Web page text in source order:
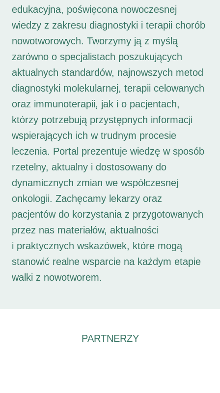
edukacyjna, poświęcona nowoczesnej
wiedzy z zakresu diagnostyki i terapii chorób
nowotworowych. Tworzymy ją z myślą
zarówno o specjalistach poszukujących
aktualnych standardów, najnowszych metod
diagnostyki molekularnej, terapii celowanych
oraz immunoterapii, jak i o pacjentach,
którzy potrzebują przystępnych informacji
wspierających ich w trudnym procesie
leczenia. Portal prezentuje wiedzę w sposób
rzetelny, aktualny i dostosowany do
dynamicznych zmian we współczesnej
onkologii. Zachęcamy lekarzy oraz
pacjentów do korzystania z przygotowanych
przez nas materiałów, aktualności
i praktycznych wskazówek, które mogą
stanowić realne wsparcie na każdym etapie
walki z nowotworem.
PARTNERZY